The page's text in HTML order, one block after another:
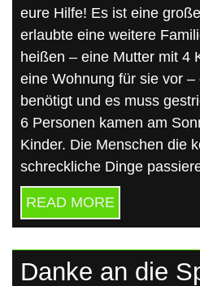
eure Hilfe! Es ist eine
erlaubte eine weitere
heißen – eine Mutter mit 4
eine Wohnung für sie vor –
benötigt und es muss
6 Personen kamen am
Kinder. Die Menschen die
schreckliche Dinge
READ MORE
Danke an die